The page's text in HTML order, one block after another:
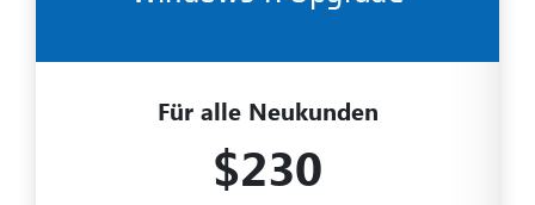
Für alle Neukunden
$230